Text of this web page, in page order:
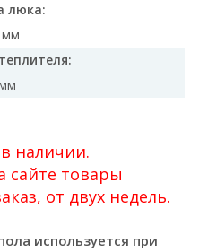
люка:
мм
наличии.
сайте товары
от двух недель.
используется при